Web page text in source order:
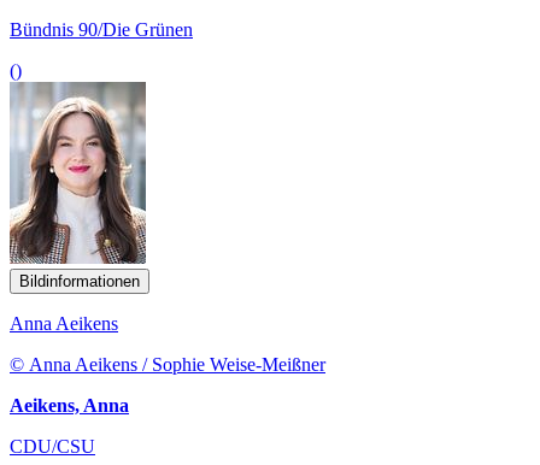
Bündnis 90/Die Grünen
()
Bildinformationen
Anna Aeikens
© Anna Aeikens / Sophie Weise-Meißner
Aeikens, Anna
CDU/CSU